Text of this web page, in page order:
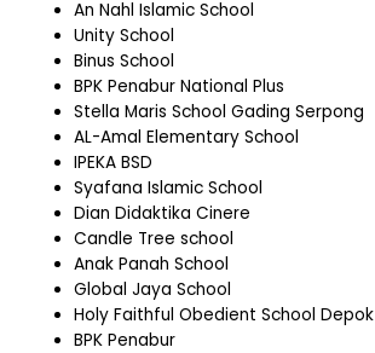
An Nahl Islamic School
Unity School
Binus School
BPK Penabur National Plus
Stella Maris School Gading Serpong
AL-Amal Elementary School
IPEKA BSD
Syafana Islamic School
Dian Didaktika Cinere
Candle Tree school
Anak Panah School
Global Jaya School
Holy Faithful Obedient School Depok
BPK Penabur